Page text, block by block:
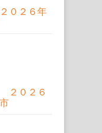
０２６年
２０２６